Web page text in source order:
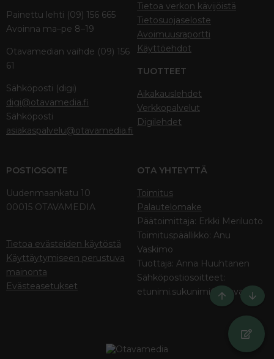
Painettu lehti (09) 156 665
Avoinna ma–pe 8–19
Otavamedian vaihde (09) 156
61
Sähköposti (digi)
digi@otavamedia.fi
Sähköposti
asiakaspalvelu@otavamedia.fi
Tietoa verkon kävijöistä
Tietosuojaseloste
Avoimuusraportti
Käyttöehdot
TUOTTEET
Aikakauslehdet
Verkkopalvelut
Digilehdet
POSTIOSOITE
Uudenmaankatu 10
00015 OTAVAMEDIA
Tietoa evästeiden käytöstä
Käyttäytymiseen perustuva
mainonta
Evästeasetukset
OTA YHTEYTTÄ
Toimitus
Palautelomake
Päätoimittaja: Erkki Meriluoto
Toimituspäällikkö: Anu
Vaskimo
Tuottaja: Anna Huuhtanen
Sähköpostiosoitteet:
etunimi.sukunimi@otava.fi
Ylös